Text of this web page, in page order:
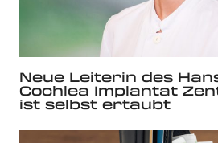
Neue Leiterin des
Cochlea Implantat
ist selbst ertaubt